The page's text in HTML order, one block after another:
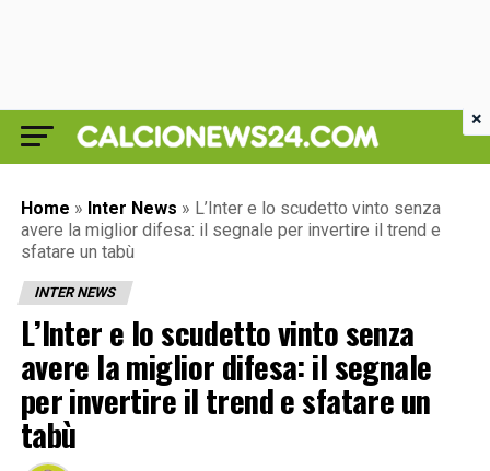
Home » Inter News » L’Inter e lo scudetto vinto senza
avere la miglior difesa: il segnale per invertire il trend e
sfatare un tabù
INTER NEWS
L’Inter e lo scudetto vinto senza
avere la miglior difesa: il segnale
per invertire il trend e sfatare un
tabù
×